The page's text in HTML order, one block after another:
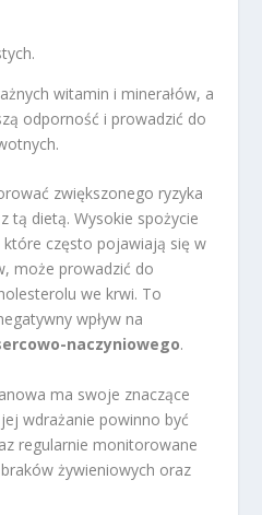
witamin i minerałów, a
odporność i prowadzić do
zwiększonego ryzyka
tą dietą. Wysokie spożycie
które często pojawiają się w
może prowadzić do
we krwi. To
wpływ na
naczyniowego.
ma swoje znaczące
wdrażanie powinno być
regularnie monitorowane
żywieniowych oraz